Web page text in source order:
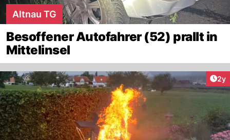
Altnau TG
Besoffener Autofahrer (52) prallt in
Mittelinsel
2y